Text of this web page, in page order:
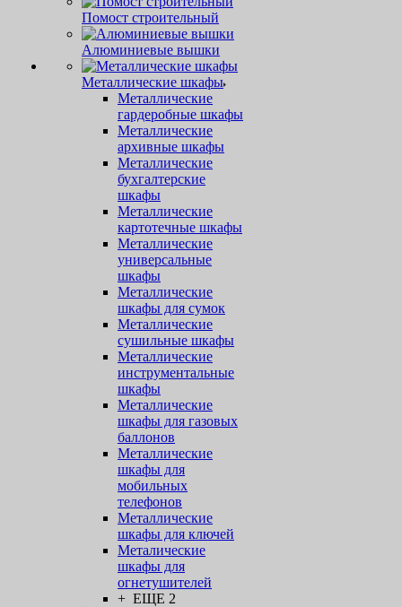
Помост строительный
Алюминиевые вышки
Металлические шкафы
Металлические
гардеробные шкафы
Металлические
архивные шкафы
Металлические
бухгалтерские
шкафы
Металлические
картотечные шкафы
Металлические
универсальные
шкафы
Металлические
шкафы для сумок
Металлические
сушильные шкафы
Металлические
инструментальные
шкафы
Металлические
шкафы для газовых
баллонов
Металлические
шкафы для
мобильных
телефонов
Металлические
шкафы для ключей
Металические
шкафы для
огнетушителей
+ ЕЩЕ 2